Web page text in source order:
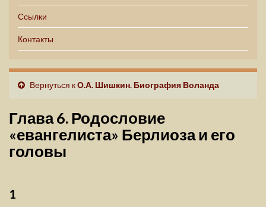
Ссылки
Контакты
Вернуться кО.А. Шишкин. Биография Воланда
Глава 6. Родословие
«евангелиста» Берлиоза и его
головы
1